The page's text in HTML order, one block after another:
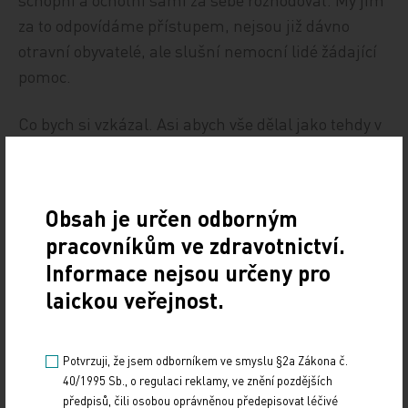
za to odpovídáme přístupem, nejsou již dávno
otravní obyvatelé, ale slušní nemocní lidé žádající
pomoc.
Co bych si vzkázal. Asi abych vše dělal jako tehdy v
MUDr. Milan Novák,
neurolog
podíval na poslední stránky té slabomyslné
detektivky, není snadný. Musím říci, že 17. listopad
Obsah je určen odborným
pracovníkům ve zdravotnictví.
Informace nejsou určeny pro
laickou veřejnost.
Potvrzuji, že jsem odborníkem ve smyslu §2a Zákona č.
40/1995 Sb., o regulaci reklamy, ve znění pozdějších
předpisů, čili osobou oprávněnou předepisovat léčivé